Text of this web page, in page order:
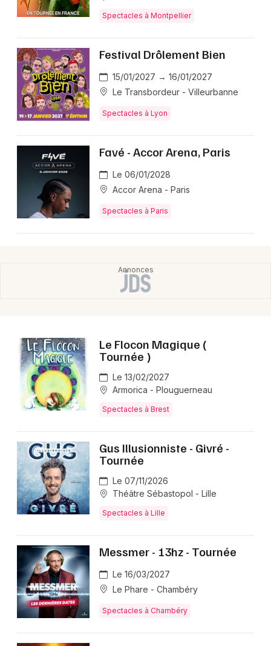
Spectacles à Montpellier
Festival Drôlement Bien
15/01/2027 → 16/01/2027
Le Transbordeur - Villeurbanne
Spectacles à Lyon
Favé - Accor Arena, Paris
Le 06/01/2028
Accor Arena - Paris
Spectacles à Paris
Le Flocon Magique (
Tournée )
Le 13/02/2027
Armorica - Plouguerneau
Spectacles à Brest
Gus Illusionniste - Givré -
Tournée
Le 07/11/2026
Théâtre Sébastopol - Lille
Spectacles à Lille
Messmer - 13hz - Tournée
Le 16/03/2027
Le Phare - Chambéry
Spectacles à Chambéry